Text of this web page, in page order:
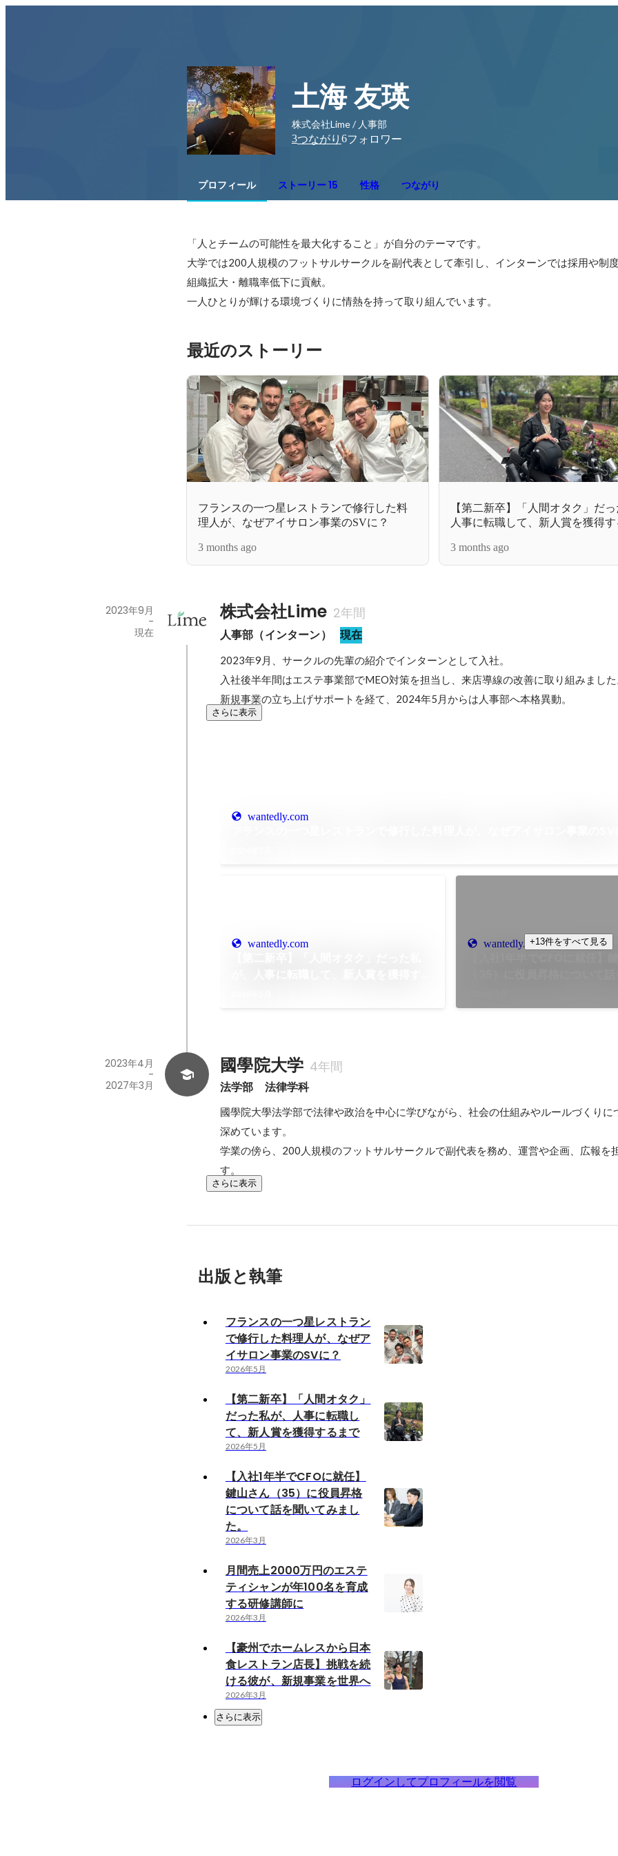
土海 友瑛
株式会社Lime / 人事部
3つながり 6フォロワー
プロフィール ストーリー 15 性格 つながり
「人とチームの可能性を最大化すること」が自分のテーマです。
大学では200人規模のフットサルサークルを副代表として牽引し、インターンでは採用や制
組織拡大・離職率低下に貢献。
一人ひとりが輝ける環境づくりに情熱を持って取り組んでいます。
最近のストーリー
フランスの一つ星レストランで修行した料
理人が、なぜアイサロン事業のSVに？
3 months ago
【第二新卒】「人間オタク」だ
人事に転職して、新人賞を獲得
3 months ago
株式会社Lime 2年間
人事部（インターン） 現在
2023年9月
-
現在
2023年9月、サークルの先輩の紹介でインターンとして入社。
入社後半年間はエステ事業部でMEO対策を担当し、来店導線の改善に取り組みまし
新規事業の立ち上げサポートを経て、2024年5月からは人事部へ本格異動。
さらに表示
wantedly.com
wantedly.com wantedly.com+13件をすべて見る
國學院大学 4年間
法学部　法律学科
2023年4月
-
2027年3月
國學院大學法学部で法律や政治を中心に学びながら、社会の仕組みやルールづくりに
深めています。
学業の傍ら、200人規模のフットサルサークルで副代表を務め、運営や企画、広報を
す。
さらに表示
出版と執筆
フランスの一つ星レストラン
で修行した料理人が、なぜア
イサロン事業のSVに？
2026年5月
【第二新卒】「人間オタク」
だった私が、人事に転職し
て、新人賞を獲得するまで
2026年5月
【入社1年半でCFOに就任】
鍵山さん（35）に役員昇格
について話を聞いてみまし
た。
2026年3月
月間売上2000万円のエステ
ティシャンが年100名を育成
する研修講師に
2026年3月
【豪州でホームレスから日本
食レストラン店長】挑戦を続
ける彼が、新規事業を世界へ
2026年3月
さらに表示
ログインしてプロフィールを閲覧